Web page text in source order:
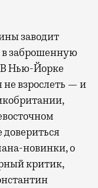
заброшенную
В Нью-Йорке
взрослеть — и
новинки, о
критик,